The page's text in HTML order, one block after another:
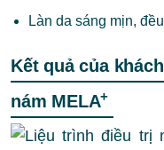
Làn da sáng mịn,
Kết quả của
nám MELA+